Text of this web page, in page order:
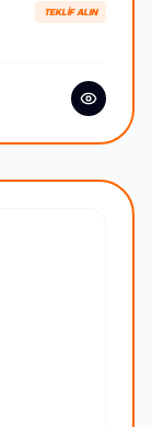
TEKLİF ALIN